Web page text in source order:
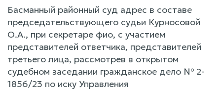
Басманный районный суд адрес в составе
председательствующего судьи Курносовой
О.А., при секретаре фио, с участием
представителей ответчика, представителей
третьего лица, рассмотрев в открытом
судебном заседании гражданское дело № 2-
1856/23 по иску Управления